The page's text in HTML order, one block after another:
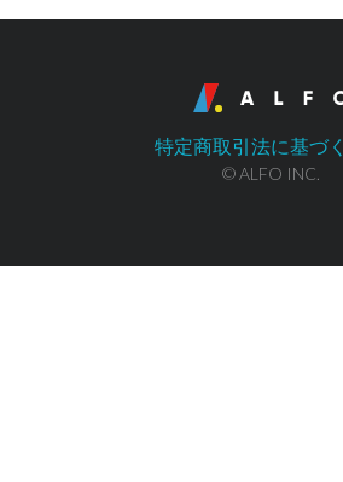
特定商取引法に基づ
© ALFO INC.